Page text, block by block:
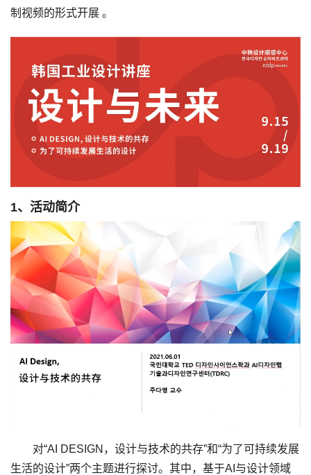
制视频的形式开展 。
1、活动简介
对“AI DESIGN，设计与技术的共存”和“为了可持续发展
生活的设计”两个主题进行探讨。其中，基于AI与设计领域